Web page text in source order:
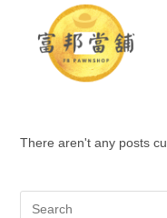
There aren't any posts